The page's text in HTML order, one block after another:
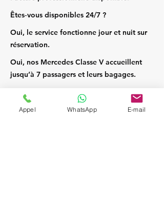
Êtes‑vous disponibles 24/7 ?
Oui, le service fonctionne jour et nuit sur
réservation.
Oui, nos Mercedes Classe V accueillent
jusqu’à 7 passagers et leurs bagages.
Appel WhatsApp E-mail